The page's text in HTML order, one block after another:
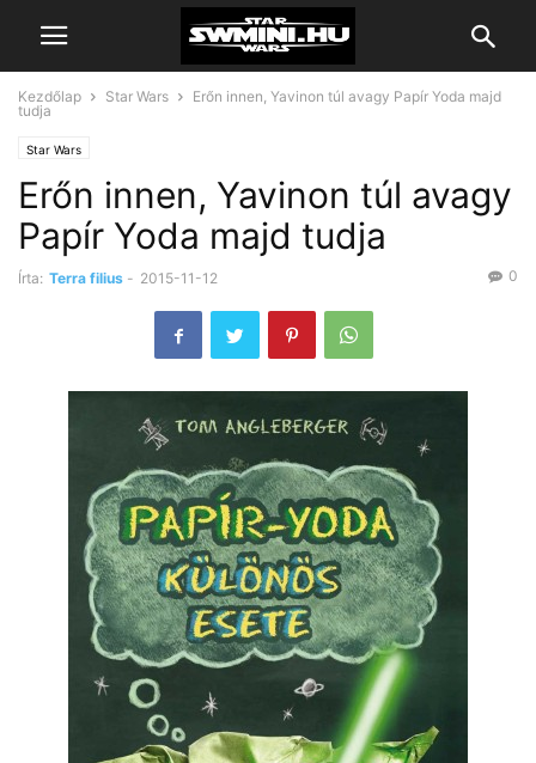
Kezdőlap Star Wars
Erőn innen, Yavinon túl avagy Papír Yoda majd
tudja
Star Wars
Erőn innen, Yavinon túl avagy
Papír Yoda majd tudja
Írta: Terra filius - 2015-11-12 0